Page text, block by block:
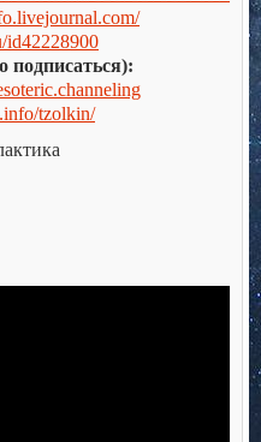
id42228900
подписаться):
tzolkin/